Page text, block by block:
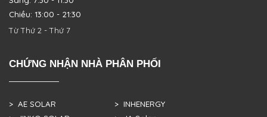
Chiều: 13:00 - 21:30
Từ Thứ 2 - Thứ 7
CHỨNG NHẬN NHÀ PHÂN PHỐI
> AE SOLAR
> INHENERGY